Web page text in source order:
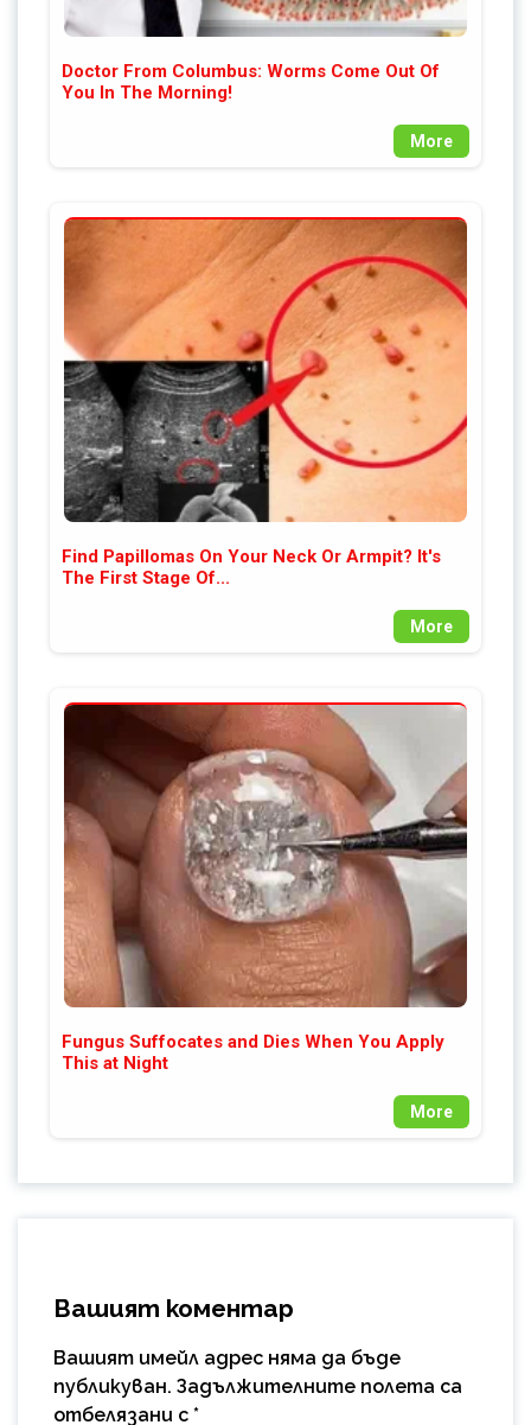
Doctor From Columbus: Worms Come Out Of
You In The Morning!
More
Find Papillomas On Your Neck Or Armpit? It's
The First Stage Of...
More
Fungus Suffocates and Dies When You Apply
This at Night
More
Вашият коментар
Вашият имейл адрес няма да бъде
публикуван. Задължителните полета са
отбелязани с *